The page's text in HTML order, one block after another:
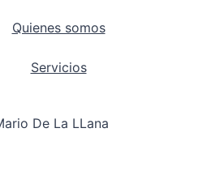
Quienes somos
Servicios
De La LLana